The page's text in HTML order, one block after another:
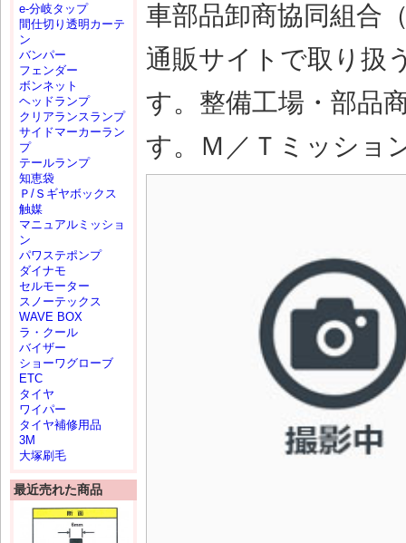
車部品卸商協同組合
通販サイトで取り扱
す。整備工場・部品
す。Ｍ／Ｔミッショ
e-分岐タップ
間仕切り透明カーテ
ン
バンパー
フェンダー
ボンネット
ヘッドランプ
クリアランスランプ
サイドマーカーラン
プ
テールランプ
知恵袋
Ｐ/Ｓギヤボックス
触媒
マニュアルミッショ
ン
パワステポンプ
ダイナモ
セルモーター
スノーテックス
WAVE BOX
ラ・クール
バイザー
ショーワグローブ
ETC
タイヤ
ワイパー
タイヤ補修用品
3M
大塚刷毛
最近売れた商品